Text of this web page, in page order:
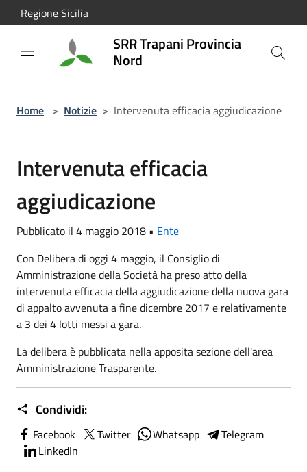
Salta al contenuto principale
Regione Sicilia
SRR Trapani Provincia
Nord
Home > Notizie > Intervenuta efficacia aggiudicazione
Intervenuta efficacia
aggiudicazione
Pubblicato il 4 maggio 2018 • Ente
Con Delibera di oggi 4 maggio, il Consiglio di
Amministrazione della Società ha preso atto della
intervenuta efficacia della aggiudicazione della nuova gara
di appalto avvenuta a fine dicembre 2017 e relativamente
a 3 dei 4 lotti messi a gara.
La delibera è pubblicata nella apposita sezione dell'area
Amministrazione Trasparente.
Condividi:
Facebook Twitter Whatsapp
Telegram
LinkedIn